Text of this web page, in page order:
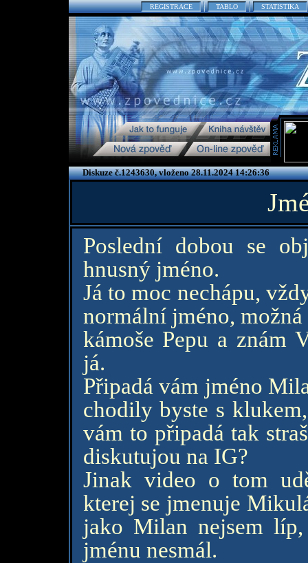
REGISTRACE TABLO STATISTIKA
Diskuze č.1243630, vloženo 28.11.2024 14:26:36
Poslední dobou se
hnusný jméno.
Já to moc nechápu,
normální jméno,
kámoše Pepu a znám
já.
Připadá vám jméno
chodily byste s
vám to připadá tak
diskutujou na IG?
Jinak video o tom
kterej se jmenuje
jako Milan nejsem
jménu nesmál.